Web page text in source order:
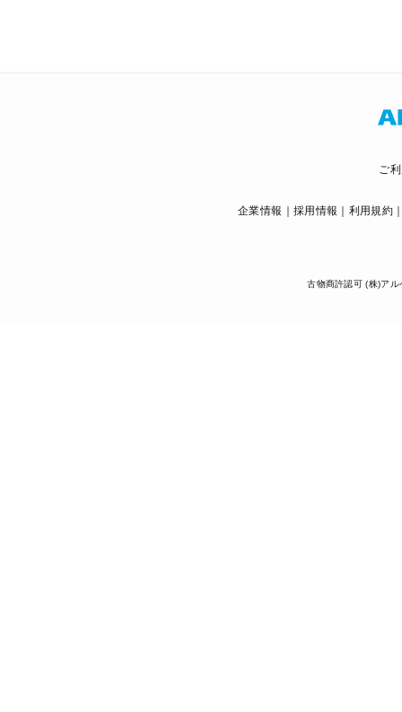
ご
企業情報 採用情報 利用規約
古物商許認可 (株)ア